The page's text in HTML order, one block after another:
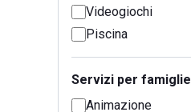
Videogiochi
Piscina
Servizi per famiglie
Animazione